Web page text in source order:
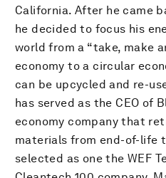
California. After he came
he decided to focus his
world from a “take, make
economy to a circular
can be upcycled and re-
has served as the CEO of
economy company that
materials from end-of-life
selected as one the WEF